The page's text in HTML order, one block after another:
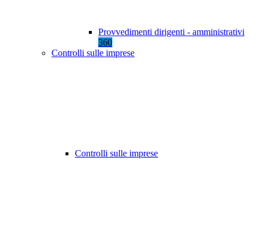
Provvedimenti dirigenti - amministrativi
360
Controlli sulle imprese
Controlli sulle imprese